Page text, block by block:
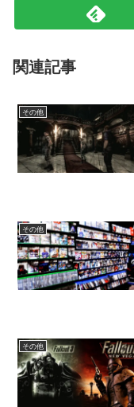
関連記事
その他
その他
その他